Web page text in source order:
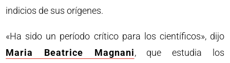
indicios de sus orígenes.
«Ha sido un período crítico para los científicos», dijo
Maria Beatrice Magnani, que estudia los